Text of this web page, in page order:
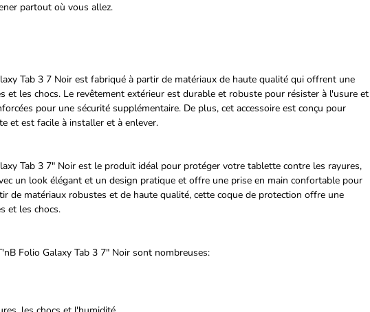
partout où vous allez.
Tab 3 7 Noir est fabriqué à partir de matériaux de haute qualité qui offrent une
et les chocs. Le revêtement extérieur est durable et robuste pour résister à l'usure et
pour une sécurité supplémentaire. De plus, cet accessoire est conçu pour
et est facile à installer et à enlever.
Tab 3 7" Noir est le produit idéal pour protéger votre tablette contre les rayures,
un look élégant et un design pratique et offre une prise en main confortable pour
de matériaux robustes et de haute qualité, cette coque de protection offre une
et les chocs.
Folio Galaxy Tab 3 7" Noir sont nombreuses: